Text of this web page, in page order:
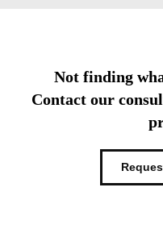
Not finding
Contact our